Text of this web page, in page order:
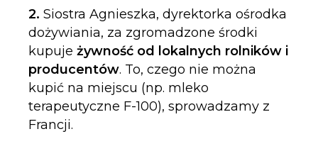
2. Siostra Agnieszka, dyrektorka ośrodka
dożywiania, za zgromadzone środki
kupuje żywność od lokalnych rolników i
producentów. To, czego nie można
kupić na miejscu (np. mleko
terapeutyczne F-100), sprowadzamy z
Francji.